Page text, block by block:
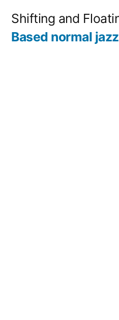
Shifting and
Based normal